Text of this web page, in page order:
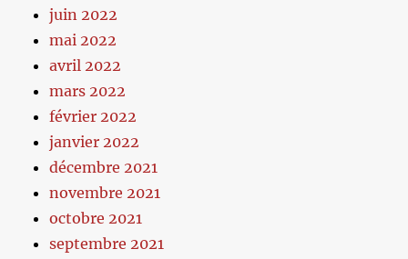
juin 2022
mai 2022
avril 2022
mars 2022
février 2022
janvier 2022
décembre 2021
novembre 2021
octobre 2021
septembre 2021